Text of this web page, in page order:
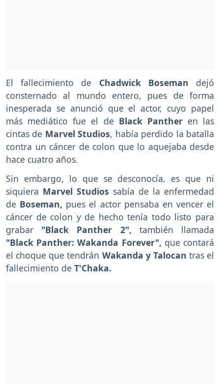
El fallecimiento de Chadwick Boseman dejó
consternado al mundo entero, pues de forma
inesperada se anunció que el actor, cuyo papel
más mediático fue el de Black Pantheren las
cintas de Marvel Studios, había perdido la batalla
contra un cáncer de colon que lo aquejaba desde
hace cuatro años.
Sin embargo, lo que se desconocía, es que ni
siquiera Marvel Studios sabía de la enfermedad
de Boseman, pues el actor pensaba en vencer el
cáncer de colon y de hecho tenía todo listo para
grabar "Black Panther 2", también llamada
"Black Panther: Wakanda Forever", que contará
el choque que tendrán Wakanda y Talocan tras el
fallecimiento de T'Chaka.